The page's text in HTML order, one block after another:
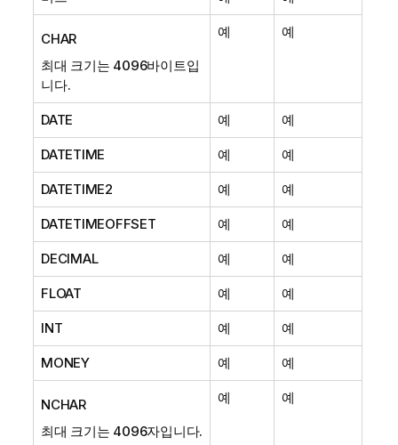
CHAR
최대 크기는 4096바이트입
니다.
예 예
DATE 예 예
DATETIME 예 예
DATETIME2 예 예
DATETIMEOFFSET 예 예
DECIMAL 예 예
FLOAT 예 예
INT 예 예
MONEY 예 예
NCHAR
최대 크기는 4096자입니다.
예 예